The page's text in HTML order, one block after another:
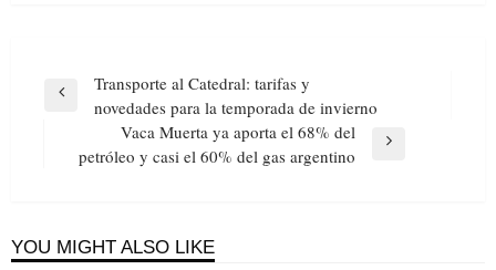
Navegación
Previous
Transporte al Catedral: tarifas y
novedades para la temporada de invierno
Next
Vaca Muerta ya aporta el 68% del
petróleo y casi el 60% del gas argentino
YOU MIGHT ALSO LIKE